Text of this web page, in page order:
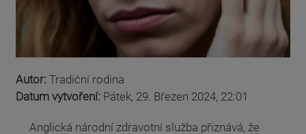
Autor: Tradiční rodina
Datum vytvoření: Pátek, 29. Březen 2024, 22:01
Anglická národní zdravotní služba přiznává, že